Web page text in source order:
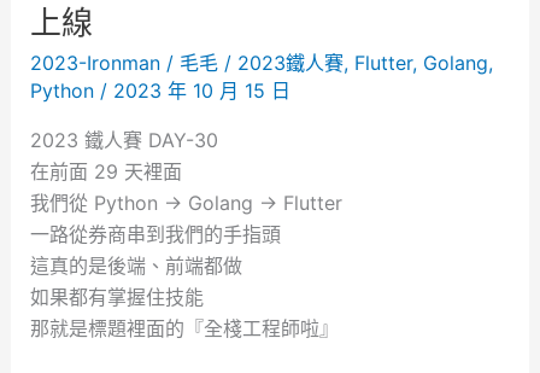
上線
2023-Ironman/ 毛毛 / 2023鐵人賽, Flutter, Golang,
Python/ 2023 年 10 月 15 日
2023 鐵人賽 DAY-30
在前面 29 天裡面
我們從 Python -> Golang -> Flutter
一路從券商串到我們的手指頭
這真的是後端、前端都做
如果都有掌握住技能
那就是標題裡面的『全棧工程師啦』